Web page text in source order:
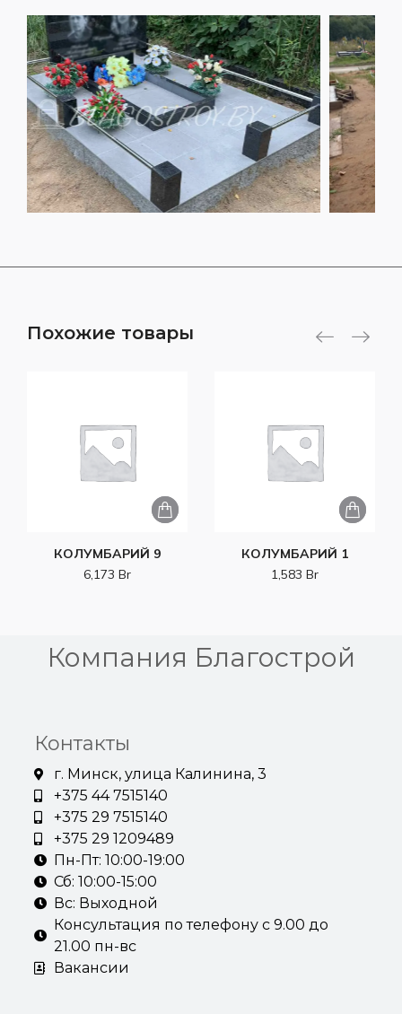
Похожие товары
КОЛУМБАРИЙ 9
6,173 Br
КОЛУМБАРИЙ 1
1,583 Br
Компания Благострой
Контакты
г. Минск, улица Калинина, 3
+375 44 7515140
+375 29 7515140
+375 29 1209489
Пн-Пт: 10:00-19:00
Сб: 10:00-15:00
Вс: Выходной
Консультация по телефону с 9.00 до
21.00 пн-вс
Вакансии